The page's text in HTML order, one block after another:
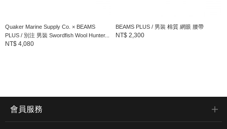
Quaker Marine Supply Co. × BEAMS
PLUS / 別注 男裝 Swordfish Wool Hunter...
NT$ 4,080
BEAMS PLUS / 男裝 棉質 網眼 腰帶
NT$ 2,300
會員服務